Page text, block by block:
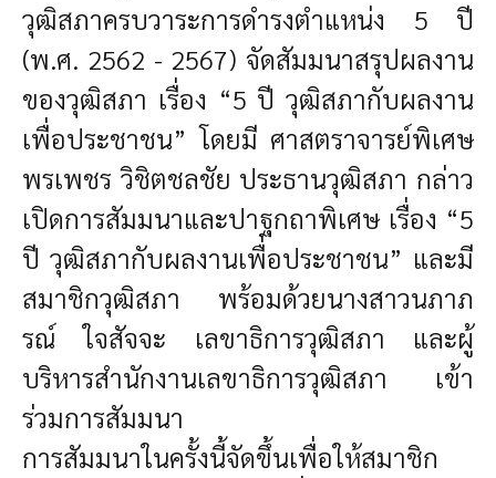
วุฒิสภาครบวาระการดำรงตำแหน่ง 5 ปี
(พ.ศ. 2562 - 2567) จัดสัมมนาสรุปผลงาน
ของวุฒิสภา เรื่อง “5 ปี วุฒิสภากับผลงาน
เพื่อประชาชน” โดยมี ศาสตราจารย์พิเศษ
พรเพชร วิชิตชลชัย ประธานวุฒิสภา กล่าว
เปิดการสัมมนาและปาฐกถาพิเศษ เรื่อง “5
ปี วุฒิสภากับผลงานเพื่อประชาชน” และมี
สมาชิกวุฒิสภา พร้อมด้วยนางสาวนภาภ
รณ์ ใจสัจจะ เลขาธิการวุฒิสภา และผู้
บริหารสำนักงานเลขาธิการวุฒิสภา เข้า
ร่วมการสัมมนา
การสัมมนาในครั้งนี้จัดขึ้นเพื่อให้สมาชิก